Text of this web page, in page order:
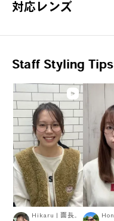
す。
対応レンズ
Staff Styling Tips
Hikaru | 面長タイプ